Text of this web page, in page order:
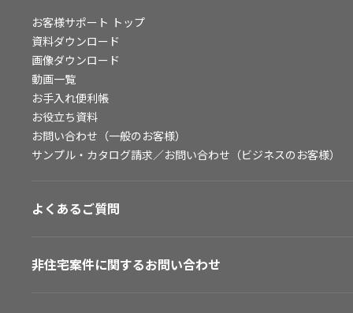
お客様サポート トップ
資料ダウンロード
画像ダウンロード
動画一覧
お手入れ便利帳
お役立ち資料
お問い合わせ（一般のお客様）
サンプル・カタログ請求／お問い合わせ（ビジネスのお客様）
よくあるご質問
非住宅案件に関するお問い合わせ